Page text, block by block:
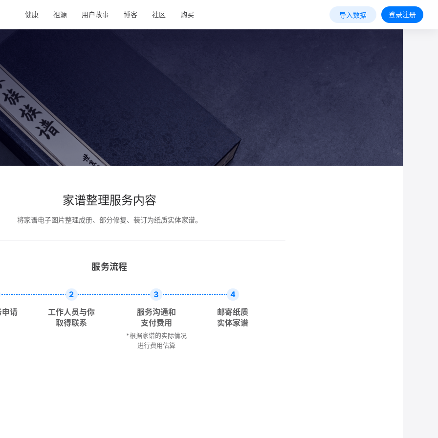
健康 祖源 用户故事 博客 社区 购买 导入数据 登录注册
家谱整理服务内容
将家谱电子图片整理成册、部分修复、装订为纸质实体家谱。
服务流程
申请
2
工作人员与你
取得联系
3
服务沟通和
支付费用
*根据家谱的实际情况
进行费用估算
4
邮寄纸质
实体家谱